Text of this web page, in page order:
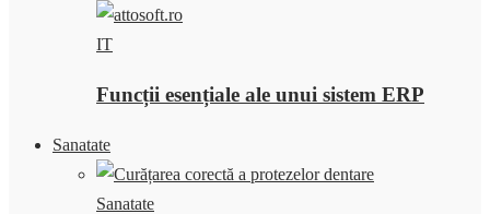
IT
Funcții esențiale ale unui sistem ERP
Sanatate
Sanatate